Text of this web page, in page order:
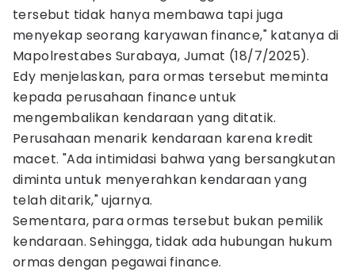
tersebut tidak hanya membawa tapi juga
menyekap seorang karyawan finance," katanya di
Mapolrestabes Surabaya, Jumat (18/7/2025).
Edy menjelaskan, para ormas tersebut meminta
kepada perusahaan finance untuk
mengembalikan kendaraan yang ditatik.
Perusahaan menarik kendaraan karena kredit
macet. "Ada intimidasi bahwa yang bersangkutan
diminta untuk menyerahkan kendaraan yang
telah ditarik," ujarnya.
Sementara, para ormas tersebut bukan pemilik
kendaraan. Sehingga, tidak ada hubungan hukum
ormas dengan pegawai finance.